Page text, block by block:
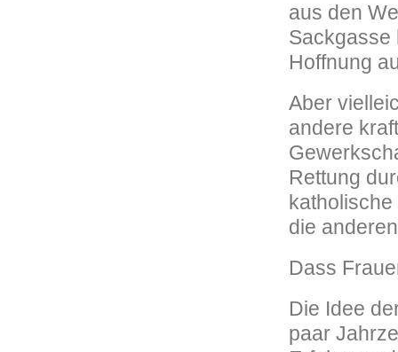
aus den
Sackgasse
Hoffnung
Aber
andere
Rettung
die
Dass
Die Idee
paar